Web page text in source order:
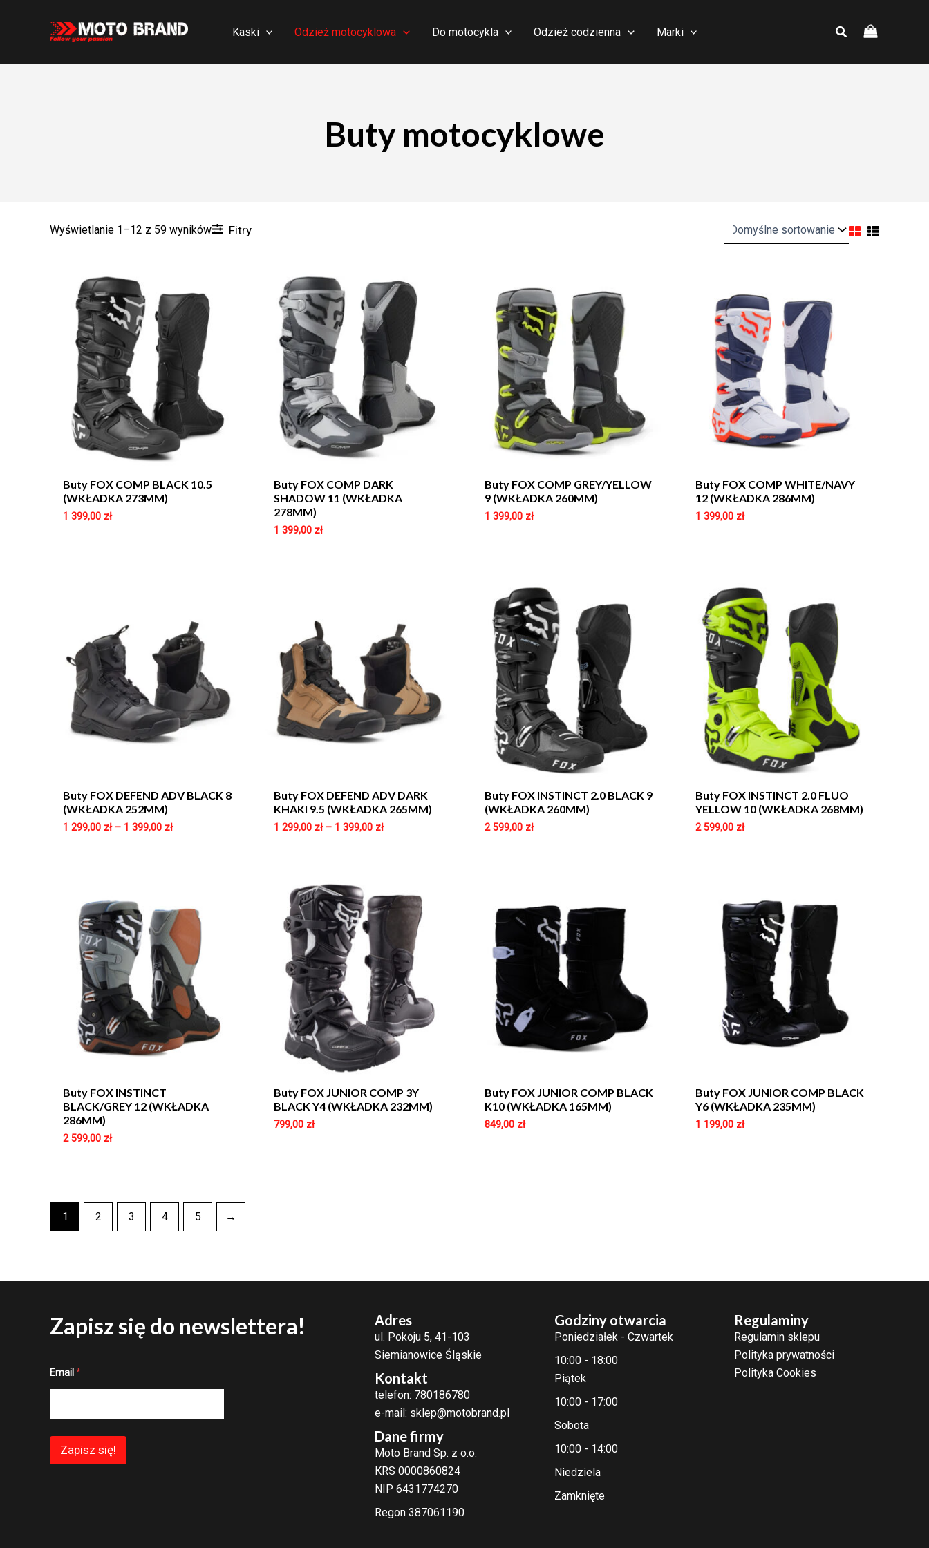
Kaski Odzież motocyklowa Do motocykla Odzież codzienna Marki
Buty motocyklowe
Wyświetlanie 1–12 z 59 wyników Fitry
Buty FOX COMP BLACK 10.5
(WKŁADKA 273MM)
1 399,00 zł
Buty FOX COMP DARK
SHADOW 11 (WKŁADKA
278MM)
1 399,00 zł
Buty FOX COMP GREY/YELLOW
9 (WKŁADKA 260MM)
1 399,00 zł
Buty FOX COMP WHITE/NAVY
12 (WKŁADKA 286MM)
1 399,00 zł
Buty FOX DEFEND ADV BLACK 8
(WKŁADKA 252MM)
1 299,00 zł– 1 399,00 zł
Buty FOX DEFEND ADV DARK
KHAKI 9.5 (WKŁADKA 265MM)
1 299,00 zł– 1 399,00 zł
Buty FOX INSTINCT 2.0 BLACK 9
(WKŁADKA 260MM)
2 599,00 zł
Buty FOX INSTINCT 2.0 FLUO
YELLOW 10 (WKŁADKA 268MM)
2 599,00 zł
Buty FOX INSTINCT
BLACK/GREY 12 (WKŁADKA
286MM)
2 599,00 zł
Buty FOX JUNIOR COMP 3Y
BLACK Y4 (WKŁADKA 232MM)
799,00 zł
Buty FOX JUNIOR COMP BLACK
K10 (WKŁADKA 165MM)
849,00 zł
Buty FOX JUNIOR COMP BLACK
Y6 (WKŁADKA 235MM)
1 199,00 zł
1 2 3 4 5 →
Zapisz się do newslettera!
*
i
Email *
Zapisz się!
Adres
ul. Pokoju 5, 41-103
Siemianowice Śląskie
Kontakt
telefon: 780186780
e-mail: sklep@motobrand.pl
Dane firmy
Moto Brand Sp. z o.o.
KRS 0000860824
NIP 6431774270
Regon 387061190
Godziny otwarcia
Poniedziałek - Czwartek
10:00 - 18:00
Piątek
10:00 - 17:00
Sobota
10:00 - 14:00
Niedziela
Zamknięte
Regulaminy
Regulamin sklepu
Polityka prywatności
Polityka Cookies